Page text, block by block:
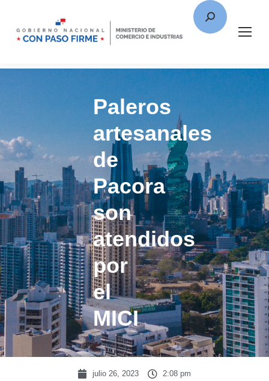
Paleros
artesanales
de
Pacora
son
atendidos
por
el
MICI
julio 26, 2023 2:08 pm